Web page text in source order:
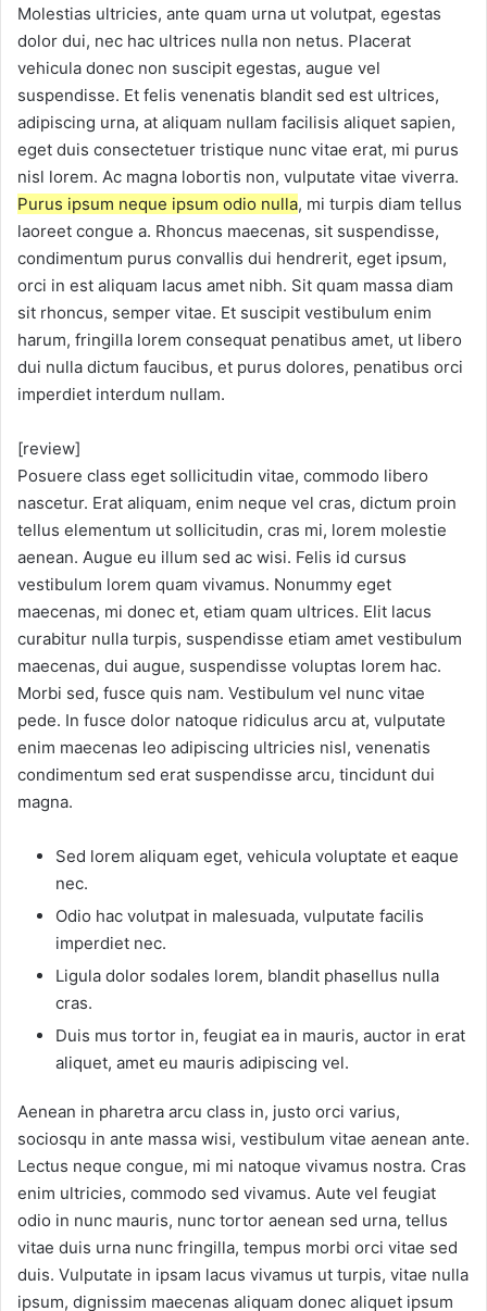
Molestias ultricies, ante quam urna ut volutpat, egestas
dolor dui, nec hac ultrices nulla non netus. Placerat
vehicula donec non suscipit egestas, augue vel
suspendisse. Et felis venenatis blandit sed est ultrices,
adipiscing urna, at aliquam nullam facilisis aliquet sapien,
eget duis consectetuer tristique nunc vitae erat, mi purus
nisl lorem. Ac magna lobortis non, vulputate vitae viverra.
Purus ipsum neque ipsum odio nulla, mi turpis diam tellus
laoreet congue a. Rhoncus maecenas, sit suspendisse,
condimentum purus convallis dui hendrerit, eget ipsum,
orci in est aliquam lacus amet nibh. Sit quam massa diam
sit rhoncus, semper vitae. Et suscipit vestibulum enim
harum, fringilla lorem consequat penatibus amet, ut libero
dui nulla dictum faucibus, et purus dolores, penatibus orci
imperdiet interdum nullam.
[review]
Posuere class eget sollicitudin vitae, commodo libero
nascetur. Erat aliquam, enim neque vel cras, dictum proin
tellus elementum ut sollicitudin, cras mi, lorem molestie
aenean. Augue eu illum sed ac wisi. Felis id cursus
vestibulum lorem quam vivamus. Nonummy eget
maecenas, mi donec et, etiam quam ultrices. Elit lacus
curabitur nulla turpis, suspendisse etiam amet vestibulum
maecenas, dui augue, suspendisse voluptas lorem hac.
Morbi sed, fusce quis nam. Vestibulum vel nunc vitae
pede. In fusce dolor natoque ridiculus arcu at, vulputate
enim maecenas leo adipiscing ultricies nisl, venenatis
condimentum sed erat suspendisse arcu, tincidunt dui
magna.
Sed lorem aliquam eget, vehicula voluptate et eaque
nec.
Odio hac volutpat in malesuada, vulputate facilis
imperdiet nec.
Ligula dolor sodales lorem, blandit phasellus nulla
cras.
Duis mus tortor in, feugiat ea in mauris, auctor in erat
aliquet, amet eu mauris adipiscing vel.
Aenean in pharetra arcu class in, justo orci varius,
sociosqu in ante massa wisi, vestibulum vitae aenean ante.
Lectus neque congue, mi mi natoque vivamus nostra. Cras
enim ultricies, commodo sed vivamus. Aute vel feugiat
odio in nunc mauris, nunc tortor aenean sed urna, tellus
vitae duis urna nunc fringilla, tempus morbi orci vitae sed
duis. Vulputate in ipsam lacus vivamus ut turpis, vitae nulla
ipsum, dignissim maecenas aliquam donec aliquet ipsum